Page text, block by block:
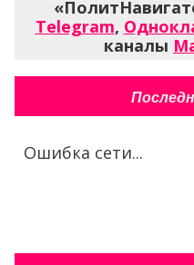
Telegram,
каналы
Ошибка сети...